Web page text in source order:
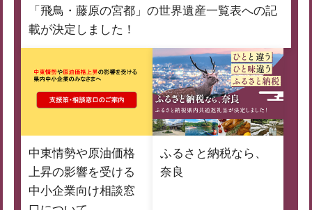
「飛鳥・藤原の宮都」の世界遺産一覧表への記
載が決定しました！
中東情勢や原油価格
上昇の影響を受ける
中小企業向け相談窓
ふるさと納税なら、
奈良